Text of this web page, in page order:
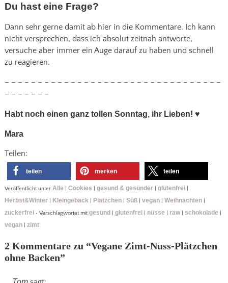
Du hast eine Frage?
Dann sehr gerne damit ab hier in die Kommentare. Ich kann
nicht versprechen, dass ich absolut zeitnah antworte,
versuche aber immer ein Auge darauf zu haben und schnell
zu reagieren.
– – – – – – – – – – – – – – – – – – – – – – – – – – – – – – – – –
– – – – – – –
Habt noch einen ganz tollen Sonntag, ihr Lieben! ♥
Mara
Teilen:
teilen merken teilen
Veröffentlicht unter Alle Cookies gesund & gesünder| glutenfrei|
Herbst&Winter| Kleingebäck| Plätzchen| Süß| vegan| Weihnachten|
zuckerfrei• Verschlagwortet mit gesund| glutenfrei| nüsse raw| schokolade
vegan| zimt
2 Kommentare zu “Vegane Zimt-Nuss-Plätzchen
ohne Backen”